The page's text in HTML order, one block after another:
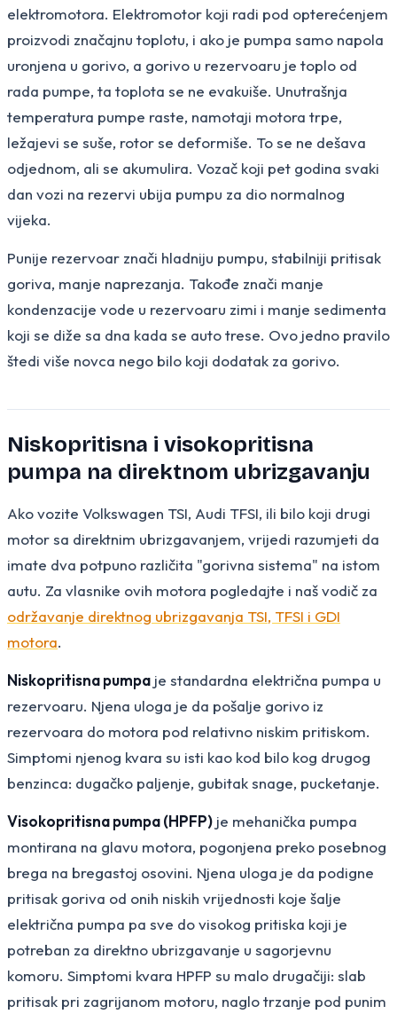
elektromotora. Elektromotor koji radi pod opterećenjem
proizvodi značajnu toplotu, i ako je pumpa samo napola
uronjena u gorivo, a gorivo u rezervoaru je toplo od
rada pumpe, ta toplota se ne evakuiše. Unutrašnja
temperatura pumpe raste, namotaji motora trpe,
ležajevi se suše, rotor se deformiše. To se ne dešava
odjednom, ali se akumulira. Vozač koji pet godina svaki
dan vozi na rezervi ubija pumpu za dio normalnog
vijeka.
Punije rezervoar znači hladniju pumpu, stabilniji pritisak
goriva, manje naprezanja. Takođe znači manje
kondenzacije vode u rezervoaru zimi i manje sedimenta
koji se diže sa dna kada se auto trese. Ovo jedno pravilo
štedi više novca nego bilo koji dodatak za gorivo.
Niskopritisna i visokopritisna
pumpa na direktnom ubrizgavanju
Ako vozite Volkswagen TSI, Audi TFSI, ili bilo koji drugi
motor sa direktnim ubrizgavanjem, vrijedi razumjeti da
imate dva potpuno različita "gorivna sistema" na istom
autu. Za vlasnike ovih motora pogledajte i naš vodič za
održavanje direktnog ubrizgavanja TSI, TFSI i GDI
motora.
Niskopritisna pumpa je standardna električna pumpa u
rezervoaru. Njena uloga je da pošalje gorivo iz
rezervoara do motora pod relativno niskim pritiskom.
Simptomi njenog kvara su isti kao kod bilo kog drugog
benzinca: dugačko paljenje, gubitak snage, pucketanje.
Visokopritisna pumpa (HPFP) je mehanička pumpa
montirana na glavu motora, pogonjena preko posebnog
brega na bregastoj osovini. Njena uloga je da podigne
pritisak goriva od onih niskih vrijednosti koje šalje
električna pumpa pa sve do visokog pritiska koji je
potreban za direktno ubrizgavanje u sagorjevnu
komoru. Simptomi kvara HPFP su malo drugačiji: slab
pritisak pri zagrijanom motoru, naglo trzanje pod punim